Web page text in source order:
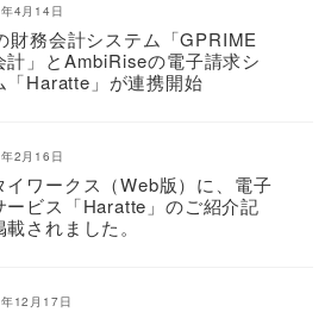
4月14日
財務会計システム「GPRIME
計」とAmbiRiseの電子請求シ
「Haratte」が連携開始
2月16日
イワークス（Web版）に、電子
ービス「Haratte」のご紹介記
されました。
12月17日